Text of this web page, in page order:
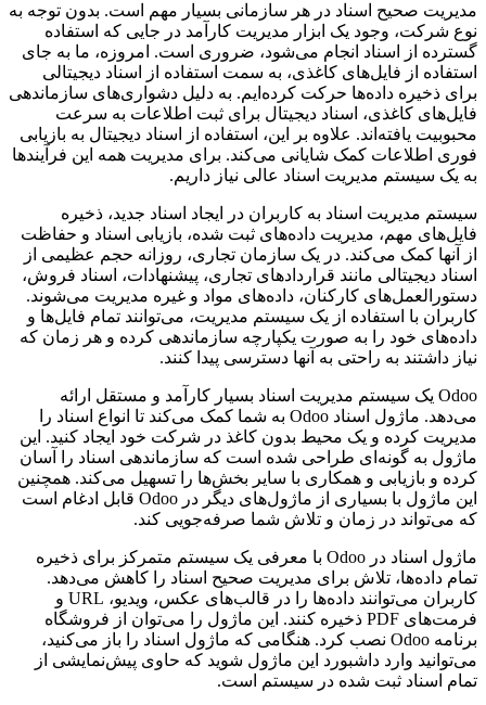
مدیریت صحیح اسناد در هر سازمانی بسیار مهم است. بدون توجه به
نوع شرکت، وجود یک ابزار مدیریت کارآمد در جایی که استفاده
گسترده از اسناد انجام می‌شود، ضروری است. امروزه، ما به جای
استفاده از فایل‌های کاغذی، به سمت استفاده از اسناد دیجیتالی
برای ذخیره داده‌ها حرکت کرده‌ایم. به دلیل دشواری‌های سازماندهی
فایل‌های کاغذی، اسناد دیجیتال برای ثبت اطلاعات به سرعت
محبوبیت یافته‌اند. علاوه بر این، استفاده از اسناد دیجیتال به بازیابی
فوری اطلاعات کمک شایانی می‌کند. برای مدیریت همه این فرآیندها
به یک سیستم مدیریت اسناد عالی نیاز داریم.
سیستم مدیریت اسناد به کاربران در ایجاد اسناد جدید، ذخیره
فایل‌های مهم، مدیریت داده‌های ثبت شده، بازیابی اسناد و حفاظت
از آنها کمک می‌کند. در یک سازمان تجاری، روزانه حجم عظیمی از
اسناد دیجیتالی مانند قراردادهای تجاری، پیشنهادات، اسناد فروش،
دستورالعمل‌های کارکنان، داده‌های مواد و غیره مدیریت می‌شوند.
کاربران با استفاده از یک سیستم مدیریت، می‌توانند تمام فایل‌ها و
داده‌های خود را به صورت یکپارچه سازماندهی کرده و هر زمان که
نیاز داشتند به راحتی به آنها دسترسی پیدا کنند.
Odoo یک سیستم مدیریت اسناد بسیار کارآمد و مستقل ارائه
می‌دهد. ماژول اسناد Odoo به شما کمک می‌کند تا انواع اسناد را
مدیریت کرده و یک محیط بدون کاغذ در شرکت خود ایجاد کنید. این
ماژول به گونه‌ای طراحی شده است که سازماندهی اسناد را آسان
کرده و بازیابی و همکاری با سایر بخش‌ها را تسهیل می‌کند. همچنین
این ماژول با بسیاری از ماژول‌های دیگر در Odoo قابل ادغام است
که می‌تواند در زمان و تلاش شما صرفه‌جویی کند.
ماژول اسناد در Odoo با معرفی یک سیستم متمرکز برای ذخیره
تمام داده‌ها، تلاش برای مدیریت صحیح اسناد را کاهش می‌دهد.
کاربران می‌توانند داده‌ها را در قالب‌های عکس، ویدیو، URL و
فرمت‌های PDF ذخیره کنند. این ماژول را می‌توان از فروشگاه
برنامه Odoo نصب کرد. هنگامی که ماژول اسناد را باز می‌کنید،
می‌توانید وارد داشبورد این ماژول شوید که حاوی پیش‌نمایشی از
تمام اسناد ثبت شده در سیستم است.